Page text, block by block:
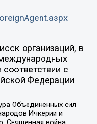
организаций, в
соответствии с
Федерации
Объединенных сил
Ичкерии и
Священная война,